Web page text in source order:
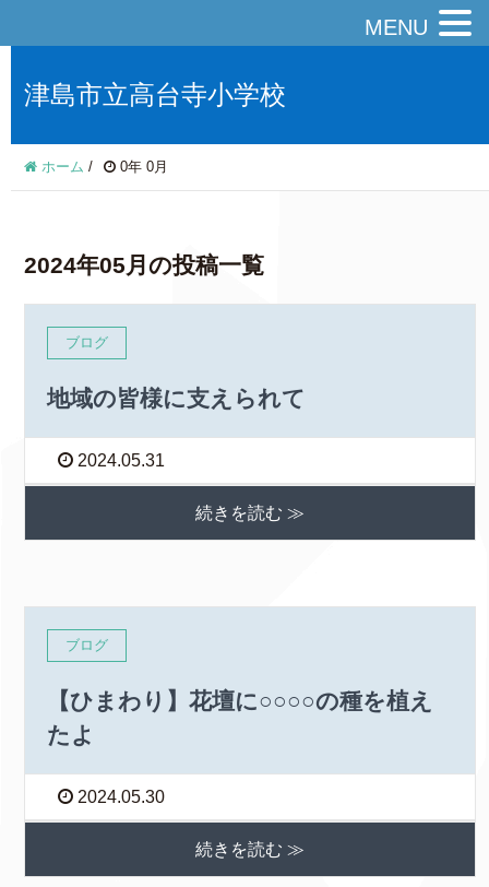
津島市立高台寺小学校
ホーム / 0年 0月
2024年05月の投稿一覧
ブログ
地域の皆様に支えられて
2024.05.31
続きを読む ≫
ブログ
【ひまわり】花壇に○○○○の種を植え
たよ
2024.05.30
続きを読む ≫
MENU